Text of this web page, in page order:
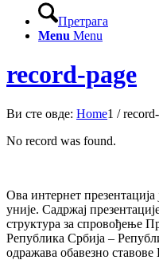
Претрага
Menu Menu
record-page
Ви сте овде: Home1 /
No record was found.
Ова интернет
уније. Садржај
структура за спровођење
Република Србијa –
одражава обавезно ставове